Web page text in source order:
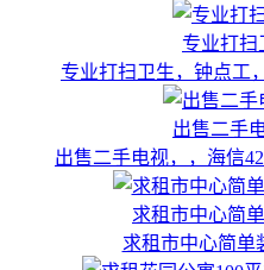
专业打扫
专业打扫卫生，钟点工
出售二手
出售二手电视，，海信
求租市中心简
求租市中心简单